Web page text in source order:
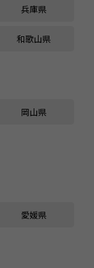
兵庫県
和歌山県
岡山県
愛媛県